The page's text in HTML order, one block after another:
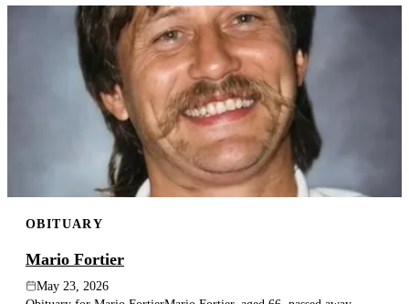
OBITUARY
Mario Fortier
May 23, 2026